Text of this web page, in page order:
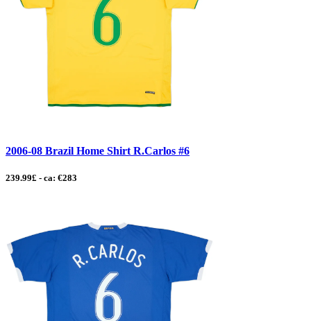
2006-08 Brazil Home Shirt R.Carlos #6
239.99£ - ca: €283